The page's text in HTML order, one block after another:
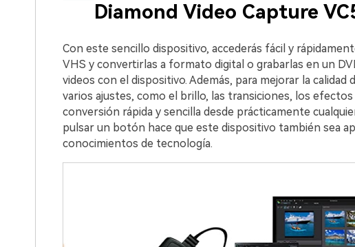
Diamond Video Capture
Con este sencillo dispositivo, accederás fácil y
VHS y convertirlas a formato digital o grabarlas en un
videos con el dispositivo. Además, para mejorar la calidad
varios ajustes, como el brillo, las transiciones, los
conversión rápida y sencilla desde prácticamente
pulsar un botón hace que este dispositivo también sea
conocimientos de tecnología.